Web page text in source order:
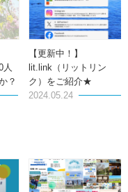
人
？
【更新中！】
lit.link（リットリン
ク）をご紹介★
2024.05.24